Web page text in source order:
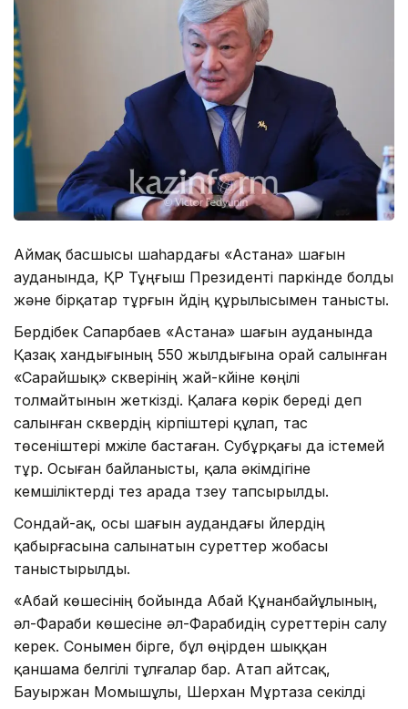
Аймақ басшысы шаһардағы «Астана» шағын
ауданында, ҚР Тұңғыш Президенті паркінде болды
және бірқатар тұрғын үйдің құрылысымен танысты.
Бердібек Сапарбаев «Астана» шағын ауданында
Қазақ хандығының 550 жылдығына орай салынған
«Сарайшық» скверінің жай-күйіне көңілі
толмайтынын жеткізді. Қалаға көрік береді деп
салынған сквердің кірпіштері құлап, тас
төсеніштері мүжіле бастаған. Субұрқағы да істемей
тұр. Осыған байланысты, қала әкімдігіне
кемшіліктерді тез арада түзеу тапсырылды.
Сондай-ақ, осы шағын аудандағы үйлердің
қабырғасына салынатын суреттер жобасы
таныстырылды.
«Абай көшесінің бойында Абай Құнанбайұлының,
әл-Фараби көшесіне әл-Фарабидің суреттерін салу
керек. Сонымен бірге, бұл өңірден шыққан
қаншама белгілі тұлғалар бар. Атап айтсақ,
Бауыржан Момышұлы, Шерхан Мұртаза секілді